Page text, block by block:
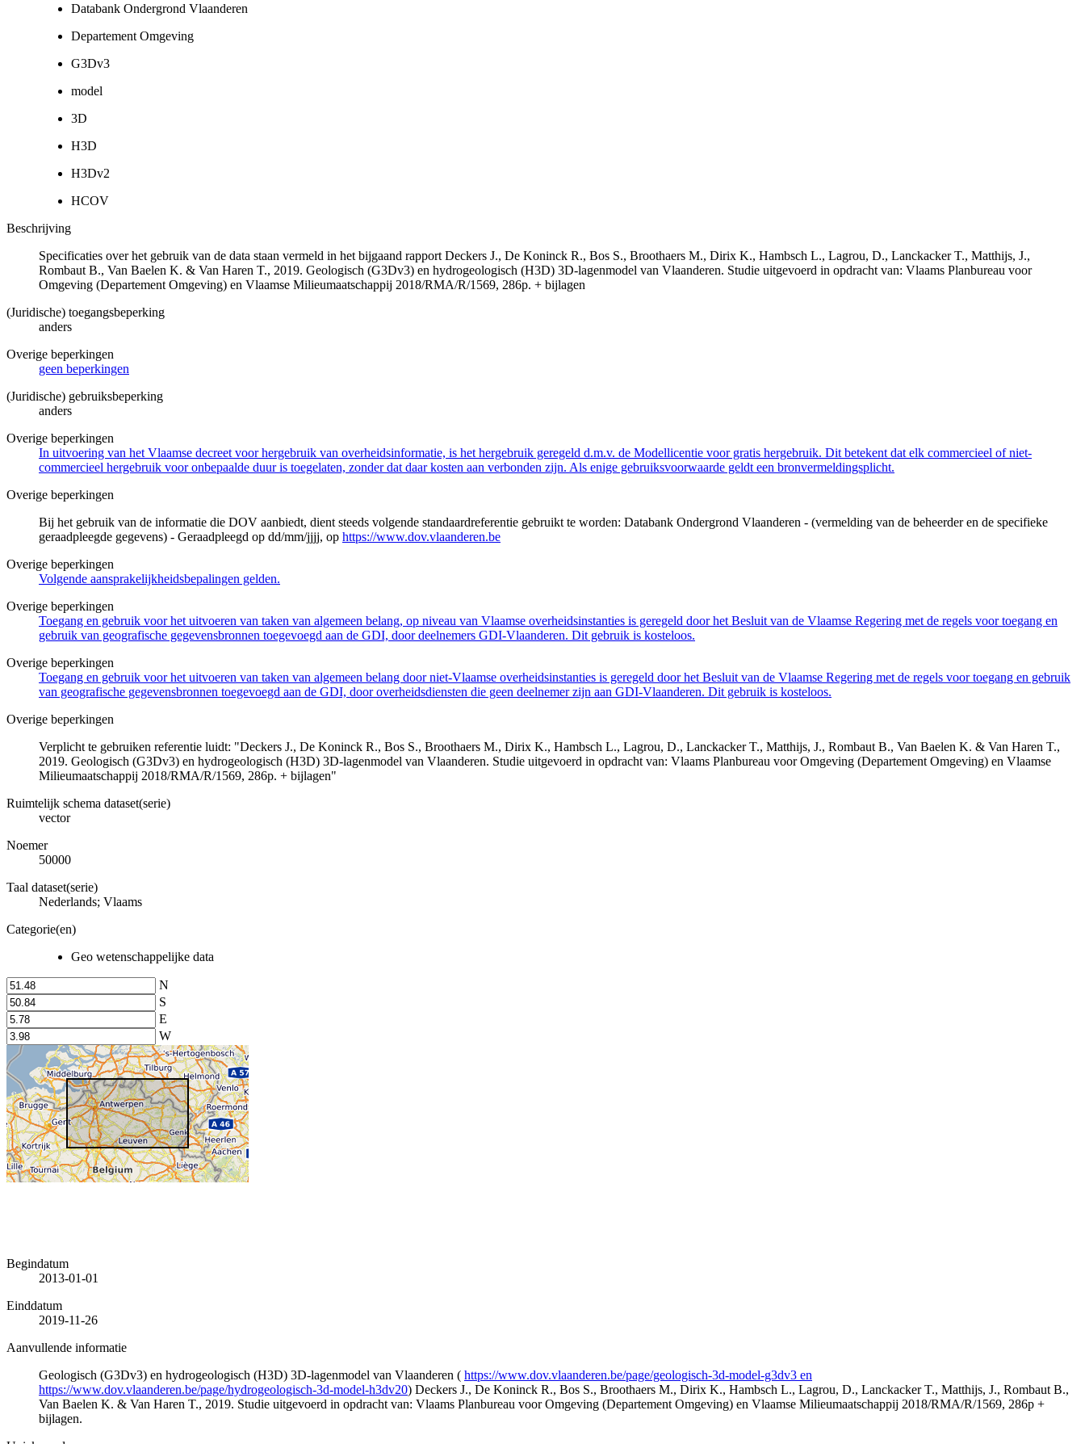
Databank Ondergrond Vlaanderen
Departement Omgeving
G3Dv3
model
3D
H3D
H3Dv2
HCOV
Beschrijving
Specificaties over het gebruik van de data staan vermeld in het bijgaand rapport Deckers J., De Koninck R., Bos S., Broothaers M., Dirix K., Hambsch L., Lagrou, D., Lanckacker T., Matthijs, J.,
Rombaut B., Van Baelen K. & Van Haren T., 2019. Geologisch (G3Dv3) en hydrogeologisch (H3D) 3D-lagenmodel van Vlaanderen. Studie uitgevoerd in opdracht van: Vlaams Planbureau voor
Omgeving (Departement Omgeving) en Vlaamse Milieumaatschappij 2018/RMA/R/1569, 286p. + bijlagen
(Juridische) toegangsbeperking
anders
Overige beperkingen
geen beperkingen
(Juridische) gebruiksbeperking
anders
Overige beperkingen
In uitvoering van het Vlaamse decreet voor hergebruik van overheidsinformatie, is het hergebruik geregeld d.m.v. de Modellicentie voor gratis hergebruik. Dit betekent dat elk commercieel of niet-
commercieel hergebruik voor onbepaalde duur is toegelaten, zonder dat daar kosten aan verbonden zijn. Als enige gebruiksvoorwaarde geldt een bronvermeldingsplicht.
Overige beperkingen
Bij het gebruik van de informatie die DOV aanbiedt, dient steeds volgende standaardreferentie gebruikt te worden: Databank Ondergrond Vlaanderen - (vermelding van de beheerder en de specifieke
geraadpleegde gegevens) - Geraadpleegd op dd/mm/jjjj, op https://www.dov.vlaanderen.be
Overige beperkingen
Volgende aansprakelijkheidsbepalingen gelden.
Overige beperkingen
Toegang en gebruik voor het uitvoeren van taken van algemeen belang, op niveau van Vlaamse overheidsinstanties is geregeld door het Besluit van de Vlaamse Regering met de regels voor toegang en
gebruik van geografische gegevensbronnen toegevoegd aan de GDI, door deelnemers GDI-Vlaanderen. Dit gebruik is kosteloos.
Overige beperkingen
Toegang en gebruik voor het uitvoeren van taken van algemeen belang door niet-Vlaamse overheidsinstanties is geregeld door het Besluit van de Vlaamse Regering met de regels voor toegang en gebruik
van geografische gegevensbronnen toegevoegd aan de GDI, door overheidsdiensten die geen deelnemer zijn aan GDI-Vlaanderen. Dit gebruik is kosteloos.
Overige beperkingen
Verplicht te gebruiken referentie luidt: "Deckers J., De Koninck R., Bos S., Broothaers M., Dirix K., Hambsch L., Lagrou, D., Lanckacker T., Matthijs, J., Rombaut B., Van Baelen K. & Van Haren T.,
2019. Geologisch (G3Dv3) en hydrogeologisch (H3D) 3D-lagenmodel van Vlaanderen. Studie uitgevoerd in opdracht van: Vlaams Planbureau voor Omgeving (Departement Omgeving) en Vlaamse
Milieumaatschappij 2018/RMA/R/1569, 286p. + bijlagen"
Ruimtelijk schema dataset(serie)
vector
Noemer
50000
Taal dataset(serie)
Nederlands; Vlaams
Categorie(en)
Geo wetenschappelijke data
N
S
E
W
Begindatum
2013-01-01
Einddatum
2019-11-26
Aanvullende informatie
Geologisch (G3Dv3) en hydrogeologisch (H3D) 3D-lagenmodel van Vlaanderen ( https://www.dov.vlaanderen.be/page/geologisch-3d-model-g3dv3 en
https://www.dov.vlaanderen.be/page/hydrogeologisch-3d-model-h3dv20) Deckers J., De Koninck R., Bos S., Broothaers M., Dirix K., Hambsch L., Lagrou, D., Lanckacker T., Matthijs, J., Rombaut B.,
Van Baelen K. & Van Haren T., 2019. Studie uitgevoerd in opdracht van: Vlaams Planbureau voor Omgeving (Departement Omgeving) en Vlaamse Milieumaatschappij 2018/RMA/R/1569, 286p +
bijlagen.